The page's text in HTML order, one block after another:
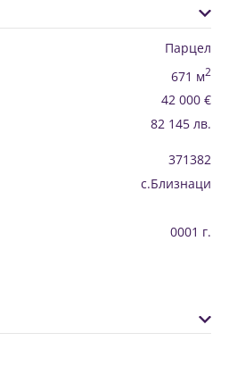
Парцел
671 м2
42 000 €
82 145 лв.
371382
с.Близнаци
0001 г.